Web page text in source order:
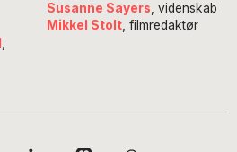
Susanne Sayers , videnskab
Mikkel Stolt, filmredaktør